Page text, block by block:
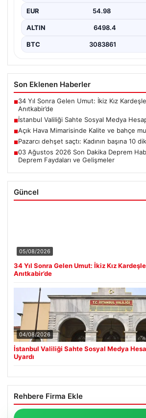
EUR 54.98
ALTIN 6498.4
BTC 3083861
Son Eklenen Haberler
■34 Yıl Sonra Gelen Umut: İkiz Kız
Anıtkabir’de
■İstanbul Valiliği Sahte Sosyal Medya
■Açık Hava Mimarisinde Kalite ve bahçe
■Pazarcı dehşet saçtı: Kadının başına 10
■03 Ağustos 2026 Son Dakika Deprem
Deprem Faydaları ve Gelişmeler
Güncel
05/08/2026
34 Yıl Sonra Gelen Umut: İkiz Kız
Anıtkabir’de
04/08/2026
İstanbul Valiliği Sahte Sosyal Medya
Uyardı
Rehbere Firma Ekle